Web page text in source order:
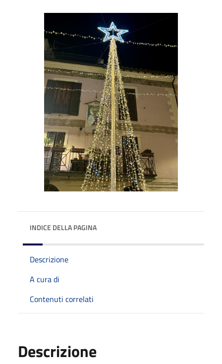
INDICE DELLA PAGINA
Descrizione
A cura di
Contenuti correlati
Descrizione